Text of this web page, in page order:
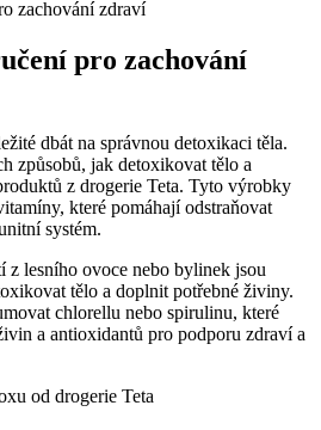
pro zachování
dbát na správnou detoxikaci těla.
způsobů, jak detoxikovat tělo a
z drogerie Teta. Tyto výrobky
které pomáhají odstraňovat
systém.
z lesního ovoce nebo bylinek jsou
tělo a doplnit potřebné živiny.
chlorellu nebo spirulinu, které
a antioxidantů pro podporu zdraví a